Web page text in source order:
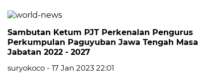
Sambutan Ketum PJT Perkenalan Pengurus
Perkumpulan Paguyuban Jawa Tengah Masa
Jabatan 2022 - 2027
suryokoco - 17 Jan 2023 22:01